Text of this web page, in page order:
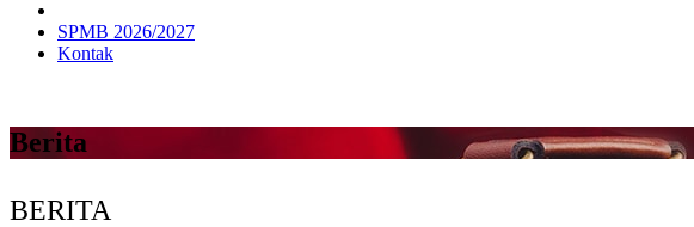
SPMB 2026/2027
Kontak
Berita
BERITA